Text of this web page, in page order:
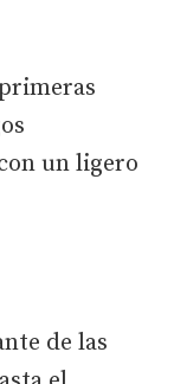
un ligero
de las